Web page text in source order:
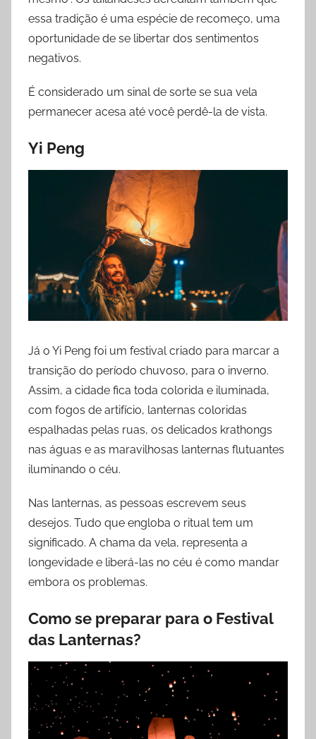
essa tradição é uma espécie de recomeço, uma
oportunidade de se libertar dos sentimentos
negativos.
É considerado um sinal de sorte se sua vela
permanecer acesa até você perdê-la de vista.
Yi Peng
Já o Yi Peng foi um festival criado para marcar a
transição do período chuvoso, para o inverno.
Assim, a cidade fica toda colorida e iluminada,
com fogos de artifício, lanternas coloridas
espalhadas pelas ruas, os delicados krathongs
nas águas e as maravilhosas lanternas flutuantes
iluminando o céu.
Nas lanternas, as pessoas escrevem seus
desejos. Tudo que engloba o ritual tem um
significado. A chama da vela, representa a
longevidade e liberá-las no céu é como mandar
embora os problemas.
Como se preparar para o Festival
das Lanternas?